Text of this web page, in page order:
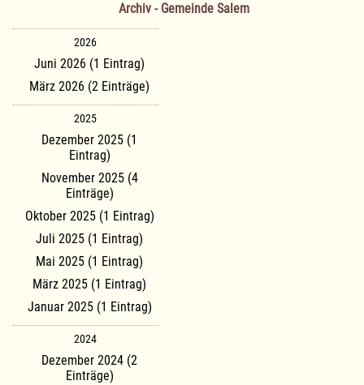
Archiv - Gemeinde Salem
2026
Juni 2026 (1 Eintrag)
März 2026 (2 Einträge)
2025
Dezember 2025 (1
Eintrag)
November 2025 (4
Einträge)
Oktober 2025 (1 Eintrag)
Juli 2025 (1 Eintrag)
Mai 2025 (1 Eintrag)
März 2025 (1 Eintrag)
Januar 2025 (1 Eintrag)
2024
Dezember 2024 (2
Einträge)